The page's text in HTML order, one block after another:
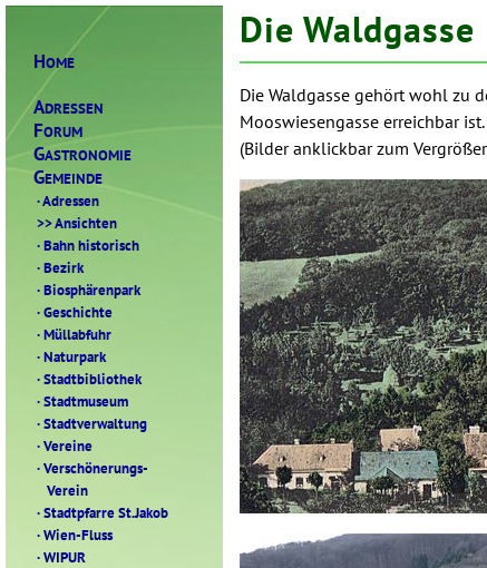
HOME
ADRESSEN
FORUM
GASTRONOMIE
GEMEINDE
·Adressen
>>Ansichten
·Bahn historisch
·Bezirk
·Biosphärenpark
·Geschichte
·Müllabfuhr
·Naturpark
·Stadtbibliothek
·Stadtmuseum
·Stadtverwaltung
·Vereine
·Verschönerungs-
Verein
·Stadtpfarre St.Jakob
·Wien-Fluss
·WIPUR
Die Waldgasse
Die Waldgasse gehört wohl zu
Mooswiesengasse erreichbar
(Bilder anklickbar zum